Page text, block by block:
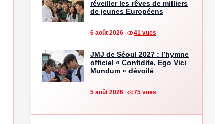
réveiller les rêves de milliers
de jeunes Européens
6 août 2026 41 vues
JMJ de Séoul 2027 : l’hymne
officiel « Confidite, Ego Vici
Mundum » dévoilé
5 août 2026 75 vues